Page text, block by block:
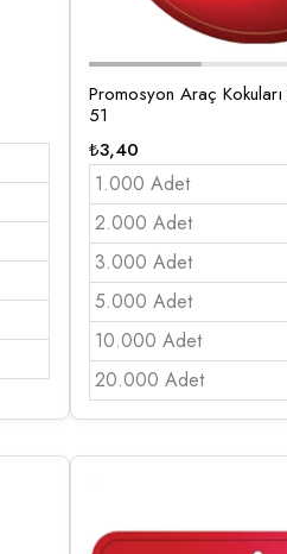
Promosyon Araç
51
₺3,40
1.000 Adet
2.000 Adet
3.000 Adet
5.000 Adet
10.000 Adet
20.000 Adet